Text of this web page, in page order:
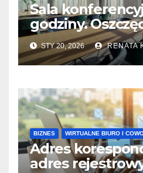
Sala
godziny.
wygoda
STY 20, 2026 RENATA
BIZNES WIRTUALNE BIURO I
Adres
adres